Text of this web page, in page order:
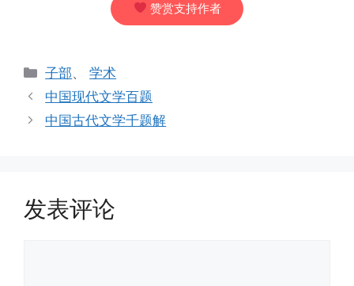
赞赏支持作者
分
类
子部、学术
中国现代文学百题
中国古代文学千题解
发表评论